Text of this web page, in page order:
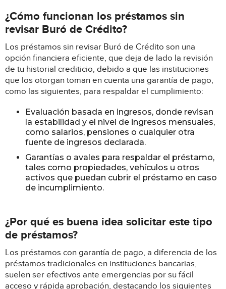
¿Cómo funcionan los préstamos sin
revisar Buró de Crédito?
Los préstamos sin revisar Buró de Crédito son una
opción financiera eficiente, que deja de lado la revisión
de tu historial crediticio, debido a que las instituciones
que los otorgan toman en cuenta una garantía de pago,
como las siguientes, para respaldar el cumplimiento:
Evaluación basada en ingresos, donde revisan
la estabilidad y el nivel de ingresos mensuales,
como salarios, pensiones o cualquier otra
fuente de ingresos declarada.
Garantías o avales para respaldar el préstamo,
tales como propiedades, vehículos u otros
activos que puedan cubrir el préstamo en caso
de incumplimiento.
¿Por qué es buena idea solicitar este tipo
de préstamos?
Los préstamos con garantía de pago, a diferencia de los
préstamos tradicionales en instituciones bancarias,
suelen ser efectivos ante emergencias por su fácil
acceso y rápida aprobación, destacando los siguientes